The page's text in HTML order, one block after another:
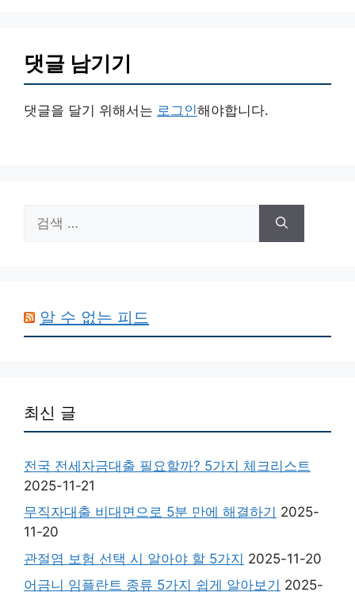
댓글 남기기
댓글을 달기 위해서는 로그인해야합니다.
색:
알 수 없는 피드
최신 글
전국 전세자금대출 필요할까? 5가지 체크리스트
2025-11-21
무직자대출 비대면으로 5분 만에 해결하기 2025-
11-20
관절염 보험 선택 시 알아야 할 5가지 2025-11-20
어금니 임플란트 종류 5가지 쉽게 알아보기 2025-